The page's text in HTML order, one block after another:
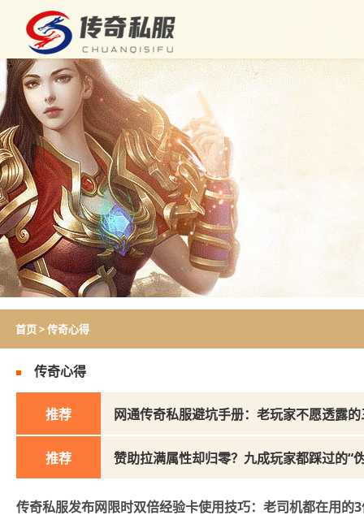
首页>传奇心得
传奇心得
推荐 网通传奇私服避坑手册：老玩家不愿透露
推荐 赞助拉满属性却归零？九成玩家都踩过的“
传奇私服发布网限时双倍经验卡使用技巧：老司机都在用的